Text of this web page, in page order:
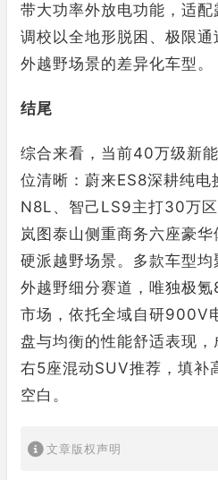
带大功率外放电功能，适
调校以全地形脱困、极限
外越野场景的差异化车型。
结尾
综合来看，当前40万级新
位清晰：蔚来ES8深耕纯电
N8L、智己LS9主打30万区
岚图泰山侧重商务六座豪
硬派越野场景。多款车型
外越野细分赛道，唯独极
市场，依托全域自研900V
盘与均衡的性能舒适表现
右5座混动SUV推荐，填补
空白。
文章版权声明